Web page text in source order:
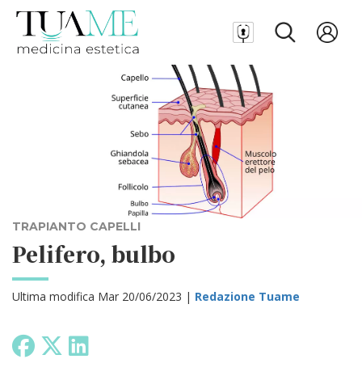
TRAPIANTO CAPELLI
Pelifero, bulbo
Ultima modifica Mar 20/06/2023 | Redazione Tuame